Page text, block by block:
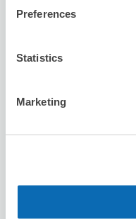
Preferences
Statistics
Marketing